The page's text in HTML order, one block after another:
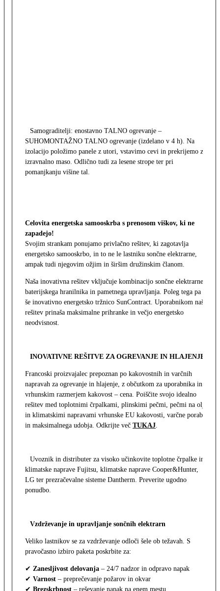
Samograditelji: enostavno TALNO ogrevanje –
SUHOMONTAŽNO TALNO ogrevanje (izdelano v 4 h). Na
izolacijo položimo panele z utori, vstavimo cevi in prekrijemo z
izravnalno maso. Odlično tudi za lesene strope ter pri
pomanjkanju višine tal.
Celovita energetska samooskrba s prenosom viškov, ki ne
zapadejo!
Svojim strankam ponujamo privlačno rešitev, ki zagotavlja
energetsko samooskrbo, in to ne le lastniku sončne elektrarne,
ampak tudi njegovim ožjim in širšim družinskim članom.
Naša inovativna rešitev vključuje kombinacijo sončne elektrarne,
baterijskega hranilnika in pametnega upravljanja. Poleg tega pa
še inovativno energetsko tržnico SunContract. Uporabnikom naša
rešitev prinaša maksimalne prihranke in večjo energetsko
neodvisnost.
INOVATIVNE REŠITVE ZA OGREVANJE IN HLAJENJE
Francoski proizvajalec prepoznan po kakovostnih in varčnih
napravah za ogrevanje in hlajenje, z občutkom za uporabnika in z
vrhunskim razmerjem kakovost – cena. Poiščite svojo idealno
rešitev med toplotnimi črpalkami, plinskimi pečmi, pečmi na olje
in klimatskimi napravami vrhunske EU kakovosti, varčne porabe
in maksimalnega udobja. Odkrijte več TUKAJ.
Uvoznik in distributer za visoko učinkovite toplotne črpalke in
klimatske naprave Fujitsu, klimatske naprave Cooper&Hunter,
LG ter prezračevalne sisteme Dantherm. Preverite ugodno
ponudbo.
Vzdrževanje in upravljanje sončnih elektrarn
Veliko lastnikov se za vzdrževanje odloči šele ob težavah. S
pravočasno izbiro paketa poskrbite za:
✔ Zanesljivost delovanja – 24/7 nadzor in odpravo napak
✔ Varnost – preprečevanje požarov in okvar
✔ Brezskrbnost – reševanje napak na enem mestu